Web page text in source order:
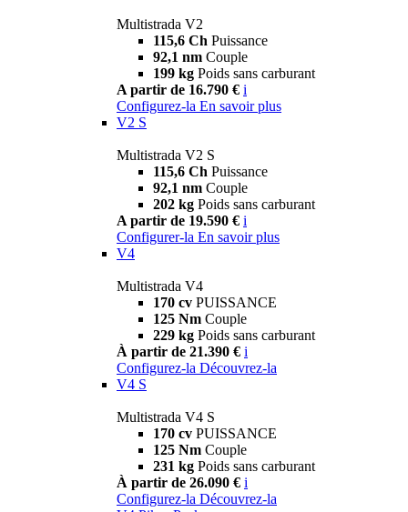
Multistrada V2
115,6 Ch Puissance
92,1 nm Couple
199 kg Poids sans carburant
A partir de 16.790 € i
Configurez-la En savoir plus
V2 S
Multistrada V2 S
115,6 Ch Puissance
92,1 nm Couple
202 kg Poids sans carburant
A partir de 19.590 € i
Configurer-la En savoir plus
V4
Multistrada V4
170 cv PUISSANCE
125 Nm Couple
229 kg Poids sans carburant
À partir de 21.390 € i
Configurez-la Découvrez-la
V4 S
Multistrada V4 S
170 cv PUISSANCE
125 Nm Couple
231 kg Poids sans carburant
À partir de 26.090 € i
Configurez-la Découvrez-la